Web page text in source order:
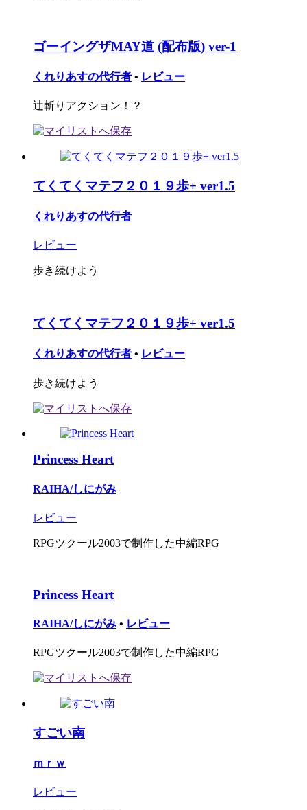
ゴーイングザMAY道 (配布版) ver-1
くれりあすの代行者 • レビュー
辻斬りアクション！？
てくてくマテフ２０１９歩+ ver1.5
くれりあすの代行者
レビュー
歩き続けよう
てくてくマテフ２０１９歩+ ver1.5
くれりあすの代行者 • レビュー
歩き続けよう
Princess Heart
RAIHA/しにがみ
レビュー
RPGツクール2003で制作した中編RPG
Princess Heart
RAIHA/しにがみ • レビュー
RPGツクール2003で制作した中編RPG
すごい南
ｍｒｗ
レビュー